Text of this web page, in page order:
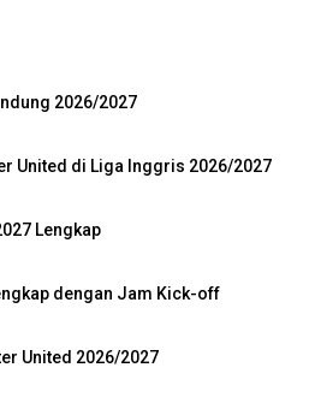
2026/2027
United di Liga Inggris 2026/2027
Lengkap
dengan Jam Kick-off
United 2026/2027